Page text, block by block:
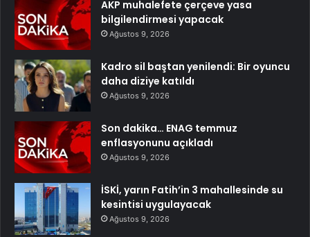
AKP muhalefete çerçeve yasa
bilgilendirmesi yapacak
Ağustos 9, 2026
Kadro sil baştan yenilendi: Bir oyuncu
daha diziye katıldı
Ağustos 9, 2026
Son dakika… ENAG temmuz
enflasyonunu açıkladı
Ağustos 9, 2026
İSKİ, yarın Fatih’in 3 mahallesinde su
kesintisi uygulayacak
Ağustos 9, 2026